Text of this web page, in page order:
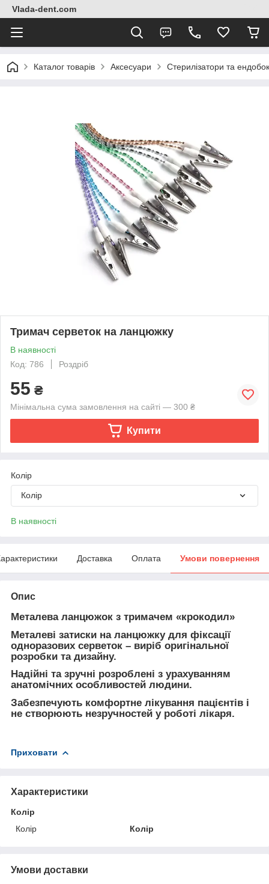
Vlada-dent.com
Каталог товарів Аксесуари Стерилізатори та
Тримач серветок на ланцюжку
В наявності
Код: 786
Роздріб
55 ₴
Мінімальна сума замовлення на сайті — 300 ₴
Купити
Колір
Колір
В наявності
Доставка Оплата Умови повернення
Опис
Металева ланцюжок з тримачем «крокодил»
Металеві затиски на ланцюжку для фіксації
одноразових серветок – виріб оригінальної
розробки та дизайну.
Надійні та зручні розроблені з урахуванням
анатомічних особливостей людини.
Забезпечують комфортне лікування пацієнтів і
не створюють незручностей у роботі лікаря.
Приховати
Характеристики
Колір
Колір
Колір
Умови доставки